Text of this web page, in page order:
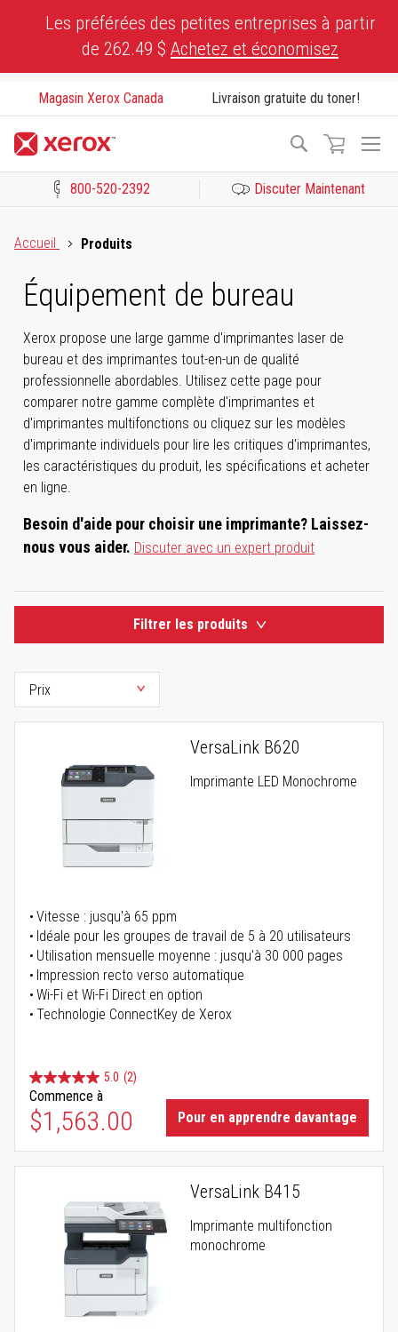
Les préférées des petites entreprises à partir
de 262.49 $ Achetez et économisez
Magasin Xerox Canada Livraison gratuite du toner!
Recherche
800-520-2392 Discuter Maintenant
Accueil
Produits
Équipement de bureau
Xerox propose une large gamme d'imprimantes laser de
bureau et des imprimantes tout-en-un de qualité
professionnelle abordables. Utilisez cette page pour
comparer notre gamme complète d'imprimantes et
d'imprimantes multifonctions ou cliquez sur les modèles
d'imprimante individuels pour lire les critiques d'imprimantes,
les caractéristiques du produit, les spécifications et acheter
en ligne.
Besoin d'aide pour choisir une imprimante? Laissez-
nous vous aider. Discuter avec un expert produit
Filtrer les produits
VersaLink B620
Imprimante LED Monochrome
Vitesse : jusqu'à 65 ppm
Idéale pour les groupes de travail de 5 à 20 utilisateurs
Utilisation mensuelle moyenne : jusqu'à 30 000 pages
Impression recto verso automatique
Wi-Fi et Wi-Fi Direct en option
Technologie ConnectKey de Xerox
5.0 (2)
Commence à
$1,563.00 Pour en apprendre davantage
VersaLink B415
Imprimante multifonction
monochrome